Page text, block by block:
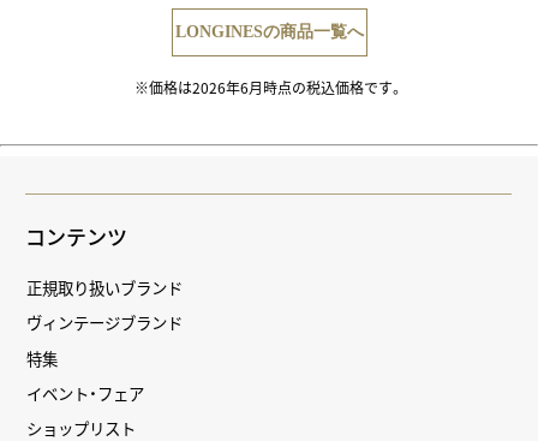
LONGINESの商品一覧へ
※価格は2026年6月時点の税込価格です。
コンテンツ
正規取り扱いブランド
ヴィンテージブランド
特集
イベント・フェア
ショップリスト